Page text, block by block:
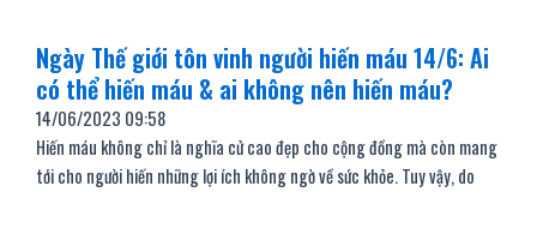
Ngày Thế giới tôn vinh người hiến máu 14/6: Ai
có thể hiến máu & ai không nên hiến máu?
14/06/2023 09:58
Hiến máu không chỉ là nghĩa cử cao đẹp cho cộng đồng mà còn mang
tới cho người hiến những lợi ích không ngờ về sức khỏe. Tuy vậy, do